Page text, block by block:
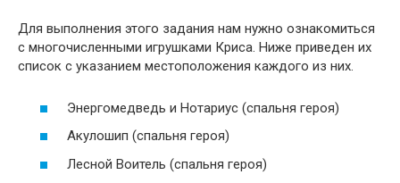
Для выполнения этого задания нам нужно ознакомиться
с многочисленными игрушками Криса. Ниже приведен их
список с указанием местоположения каждого из них.
Энергомедведь и Нотариус (спальня героя)
Акулошип (спальня героя)
Лесной Воитель (спальня героя)